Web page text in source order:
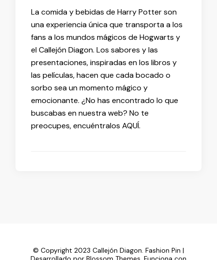
La comida y bebidas de Harry Potter son
una experiencia única que transporta a los
fans a los mundos mágicos de Hogwarts y
el Callejón Diagon. Los sabores y las
presentaciones, inspiradas en los libros y
las películas, hacen que cada bocado o
sorbo sea un momento mágico y
emocionante. ¿No has encontrado lo que
buscabas en nuestra web? No te
preocupes, encuéntralos AQUÍ.
© Copyright 2023 Callejón Diagon. Fashion Pin |